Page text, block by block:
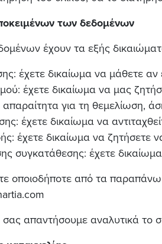
των δεδομένων
έχουν τα εξής
έχετε δικαίωμα να μάθετε
έχετε δικαίωμα να μας
απαραίτητα για τη θεμελίωση,
έχετε δικαίωμα να
έχετε δικαίωμα να ζητήσετε
συγκατάθεσης: έχετε
οποιοδήποτε από τα
απαντήσουμε αναλυτικά το